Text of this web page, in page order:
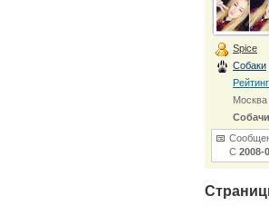
Spice
Собаки
Москва
С 2008-